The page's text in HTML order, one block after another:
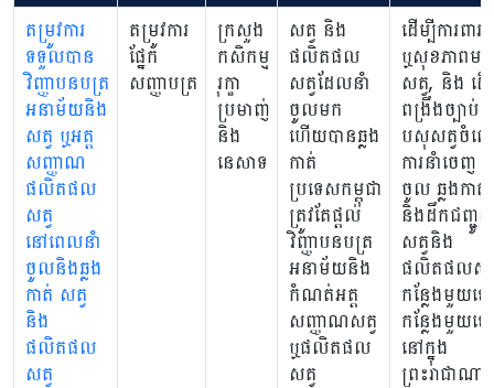
តម្រូវការ
ទទួលបាន
វិញ្ញាបនបត្រ
អនាម័យនិង
សត្វ ឬអត្ត
សញ្ញាណ
ផលិតផល
សត្វ
នៅពេលនាំ
ចូលនិងឆ្លង
កាត់ សត្វ
និង
ផលិតផល
សត្វ
តម្រូវការ
ផ្នែក
សញ្ញាបត្រ
ក្រសួង
កសិកម្ម
រុក្ខា
ប្រមាញ់
និង
នេសាទ
សត្វ និង
ផលិតផល
សត្វដែលនាំ
ចូលមក
ហើយបានឆ្លង
កាត់
ប្រទេសកម្ពុជា
ត្រូវតែផ្តល់
វិញ្ញាបនបត្រ
អនាម័យនិង
កំណត់អត្ត
សញ្ញាណសត្វ
ឬផលិតផល
សត្វ
ដើម្បីការពារ
ឬសុខភាពម
សត្វ, និង ដើ
ពង្រឹងច្បាប់
បសុសត្វចំពោ
ការនាំចេញ ន
ចូល ឆ្លងកាត់
និងដឹកជញ្ជូន
សត្វនិង
ផលិតផលសត្
កន្លែងមួយទៅ
កន្លែងមួយទ
នៅក្នុង
ព្រះរាជាណា